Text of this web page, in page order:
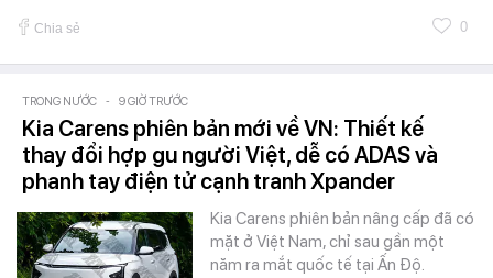
Chia sẻ 0
TRONG NƯỚC - 9 GIỜ TRƯỚC
Kia Carens phiên bản mới về VN: Thiết kế
thay đổi hợp gu người Việt, dễ có ADAS và
phanh tay điện tử cạnh tranh Xpander
Kia Carens phiên bản nâng cấp đã có
mặt ở Việt Nam, chỉ sau gần một
năm ra mắt quốc tế tại Ấn Độ.